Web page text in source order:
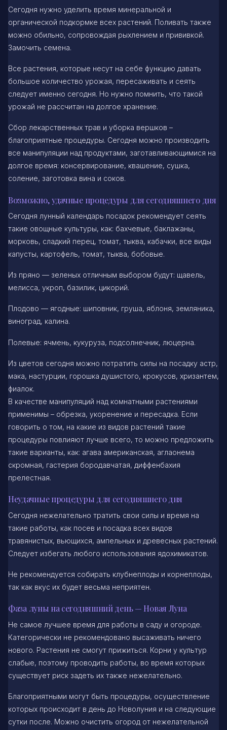
Сегодня нужно уделить время минеральной и
органической подкормке всех растений. Поливать также
можно обильно, сопровождая рыхлением и прививкой.
Замочить семена.
Все растения, которые несут на себе функцию давать
большое количество урожая, пересаживать и сеять
следует именно сегодня. Но нужно помнить, что такой
урожай не рассчитан на долгое хранение.
Сбор лекарственных трав и уборка вершков –
благоприятные процедуры. Сегодня можно производить
все манипуляции над продуктами, заготавливающимися на
долгое время: консервирование, квашение, сушка,
соление, заготовка вина и соков.
Возможно, удачные процедуры для сегодняшнего дня
Сегодня лунный календарь посадок рекомендует сеять
такие овощные культуры, как: бахчевые, баклажаны,
морковь, сладкий перец, томат, тыква, кабачки, все виды
капусты, картофель, томат, тыква, бобовые.
Из пряно — зеленых отличным выбором будут: щавель,
мелисса, укроп, базилик, цикорий.
Плодово — ягодные: шиповник, груша, яблоня, земляника,
виноград, калина.
Полевые: ячмень, кукуруза, подсолнечник, люцерна.
Из цветов сегодня можно потратить силы на посадку астр,
мака, настурции, горошка душистого, крокусов, хризантем,
фиалок.
В качестве манипуляций над комнатными растениями
применимы – обрезка, укоренение и пересадка. Если
говорить о том, на какие из видов растений такие
процедуры повлияют лучше всего, то можно предложить
такие варианты, как: агава американская, аглаонема
скромная, гастерия бородавчатая, диффенбахия
прелестная.
Неудачные процедуры для сегодняшнего дня
Сегодня нежелательно тратить свои силы и время на
такие работы, как посев и посадка всех видов
травянистых, вьющихся, ампельных и древесных растений.
Следует избегать любого использования ядохимикатов.
Не рекомендуется собирать клубнеплоды и корнеплоды,
так как вкус их будет весьма неприятен.
Фаза луны на сегодняшний день — Новая Луна
Не самое лучшее время для работы в саду и огороде.
Категорически не рекомендовано высаживать ничего
нового. Растения не смогут прижиться. Корни у культур
слабые, поэтому проводить работы, во время которых
существует риск задеть их также нежелательно.
Благоприятными могут быть процедуры, осуществление
которых происходит в день до Новолуния и на следующие
сутки после. Можно очистить огород от нежелательной